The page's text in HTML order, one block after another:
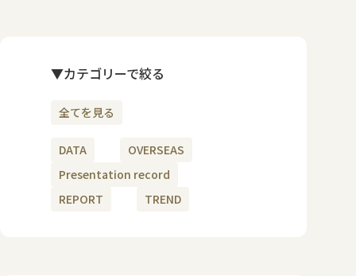
▼カテゴリーで絞る
全てを見る
DATA
OVERSEAS
Presentation record
REPORT
TREND